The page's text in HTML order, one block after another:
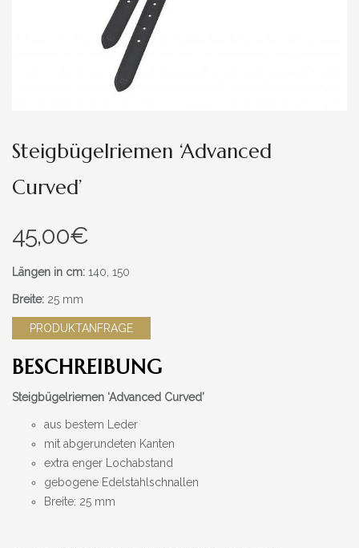
Steigbügelriemen ‘Advanced
Curved’
45,00€
Längen in cm: 140, 150
Breite: 25 mm
PRODUKTANFRAGE
BESCHREIBUNG
Steigbügelriemen ‘Advanced Curved’
aus bestem Leder
mit abgerundeten Kanten
extra enger Lochabstand
gebogene Edelstahlschnallen
Breite: 25 mm